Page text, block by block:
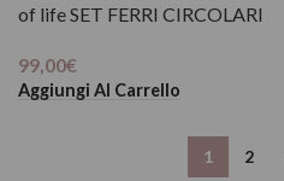
of life SET FERRI CIRCOLARI
99,00€
Aggiungi Al Carrello
1 2